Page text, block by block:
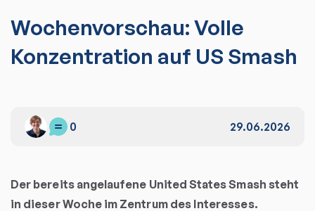
Wochenvorschau: Volle
Konzentration auf US Smash
0 29.06.2026
Der bereits angelaufene United States Smash steht
in dieser Woche im Zentrum des Interesses.